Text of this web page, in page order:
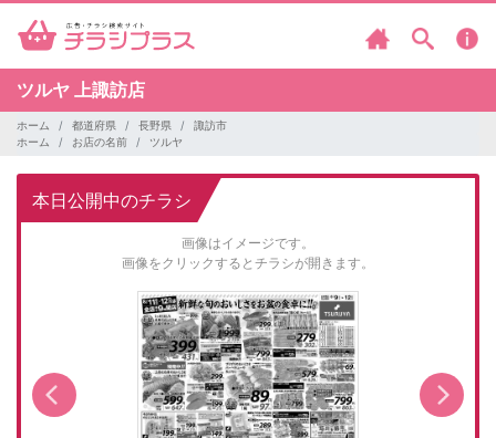
ツルヤ 上諏訪店
ホーム 都道府県 長野県
諏訪市
ホーム
お店の名前 ツルヤ
本日公開中のチラシ
画像はイメージです。
画像をクリックするとチラシが開きます。